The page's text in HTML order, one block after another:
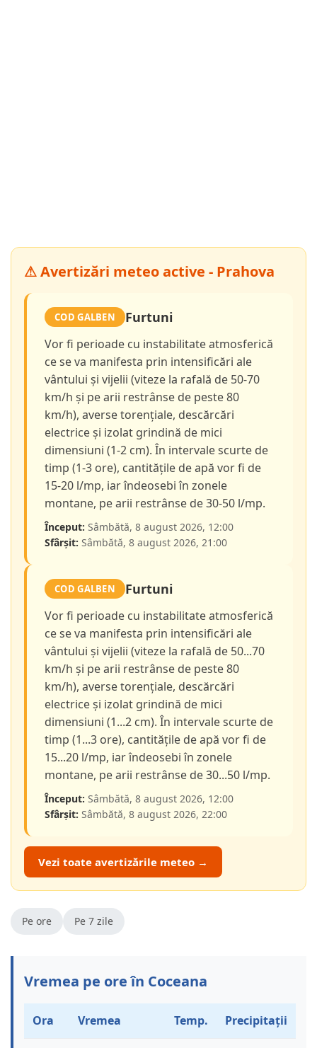
⚠ Avertizări meteo active - Prahova
COD GALBEN Furtuni
Vor fi perioade cu instabilitate atmosferică
ce se va manifesta prin intensificări ale
vântului și vijelii (viteze la rafală de 50-70
km/h și pe arii restrânse de peste 80
km/h), averse torențiale, descărcări
electrice și izolat grindină de mici
dimensiuni (1-2 cm). În intervale scurte de
timp (1-3 ore), cantitățile de apă vor fi de
15-20 l/mp, iar îndeosebi în zonele
montane, pe arii restrânse de 30-50 l/mp.
Început: Sâmbătă, 8 august 2026, 12:00
Sfârșit: Sâmbătă, 8 august 2026, 21:00
COD GALBEN Furtuni
Vor fi perioade cu instabilitate atmosferică
ce se va manifesta prin intensificări ale
vântului și vijelii (viteze la rafală de 50...70
km/h și pe arii restrânse de peste 80
km/h), averse torențiale, descărcări
electrice și izolat grindină de mici
dimensiuni (1...2 cm). În intervale scurte de
timp (1...3 ore), cantitățile de apă vor fi de
15...20 l/mp, iar îndeosebi în zonele
montane, pe arii restrânse de 30...50 l/mp.
Început: Sâmbătă, 8 august 2026, 12:00
Sfârșit: Sâmbătă, 8 august 2026, 22:00
Vezi toate avertizările meteo →
Pe ore Pe 7 zile
Vremea pe ore în Coceana
Ora Vremea Temp. Precipitații